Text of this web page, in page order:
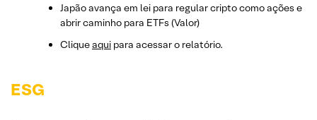
Japão avança em lei para regular cripto como ações e
abrir caminho para ETFs (Valor)
Cliqueaqui para acessar o relatório.
ESG